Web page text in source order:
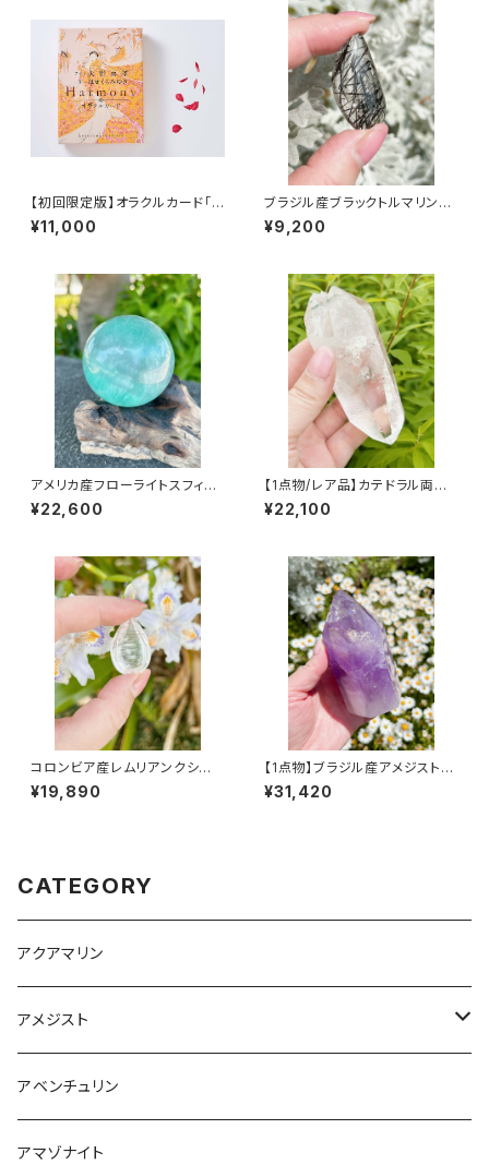
【初回限定版】オラクルカード「H
armony ことむけやわす」ハー
モニーカード-日本語版-
¥11,000
ブラジル産ブラックトルマリンル
チルクォーツ
¥9,200
アメリカ産フローライトスフィア
67mm
¥22,600
【1点物/レア品】カテドラル両剣
マルチポイント
¥22,100
コロンビア産レムリアンクシード
クリスタル/ルース
¥19,890
【1点物】ブラジル産アメジストポ
リッシュポイント/110×60ｍｍ/
515ｇ
¥31,420
CATEGORY
アクアマリン
アメジスト
ブラジル産
ウルグアイ産
アベンチュリン
アマゾナイト